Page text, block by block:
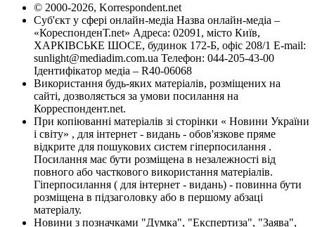
© 2000-2026, Korrespondent.net
Суб'єкт у сфері онлайн-медіа Назва онлайн-медіа –
«КореспонденТ.net» Адреса: 02091, місто Київ,
ХАРКІВСЬКЕ ШОСЕ, будинок 172-Б, офіс 208/1 E-mail:
sunlight@mediadim.com.ua Телефон: 044-205-43-00
Ідентифікатор медіа – R40-06068
Використання будь-яких матеріалів, розміщених на
сайті, дозволяється за умови посилання на
Корреспондент.net.
При копіюванні матеріалів зі сторінки « Новини України
і світу» , для інтернет - видань - обов'язкове пряме
відкрите для пошукових систем гіперпосилання .
Посилання має бути розміщена в незалежності від
повного або часткового використання матеріалів.
Гіперпосилання ( для інтернет - видань) - повинна бути
розміщена в підзаголовку або в першому абзаці
матеріалу.
Новини з позначками "Думка", "Експертиза", "Заява",